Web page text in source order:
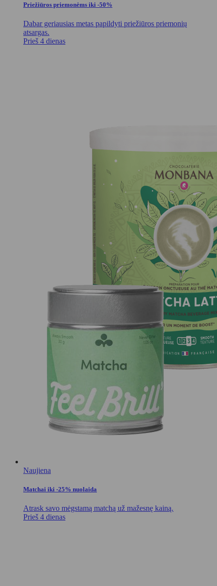
Priežiūros priemonėms iki -50%
Dabar geriausias metas papildyti priežiūros priemonių
atsargas.
Prieš 4 dienas
Naujiena
Matchai iki -25% nuolaida
Atrask savo mėgstamą matchą už mažesnę kainą.
Prieš 4 dienas